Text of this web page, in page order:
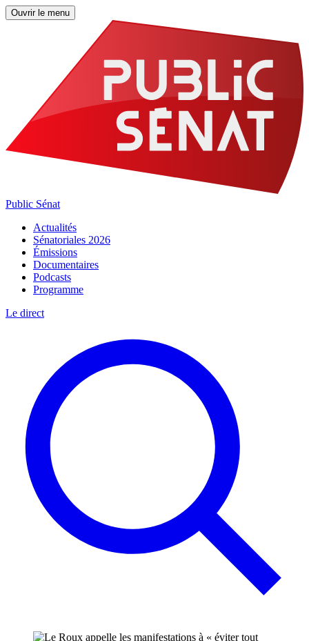
Ouvrir le menu
Public Sénat
Actualités
Sénatoriales 2026
Émissions
Documentaires
Podcasts
Programme
Le direct